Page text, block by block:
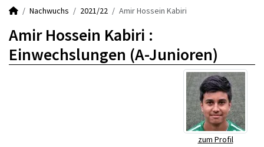
Nachwuchs 2021/22 Amir Hossein Kabiri
Amir Hossein Kabiri :
Einwechslungen (A-Junioren)
zum Profil